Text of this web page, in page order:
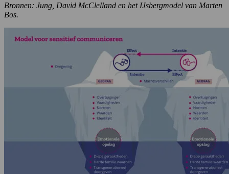
Bronnen: Jung, David McClelland en het IJsbergmodel van Marten
Bos.